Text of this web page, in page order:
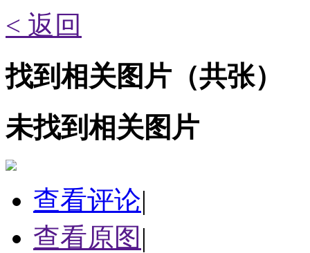
< 返回
找到相关图片 （共张）
未找到相关图片
查看评论|
查看原图 |